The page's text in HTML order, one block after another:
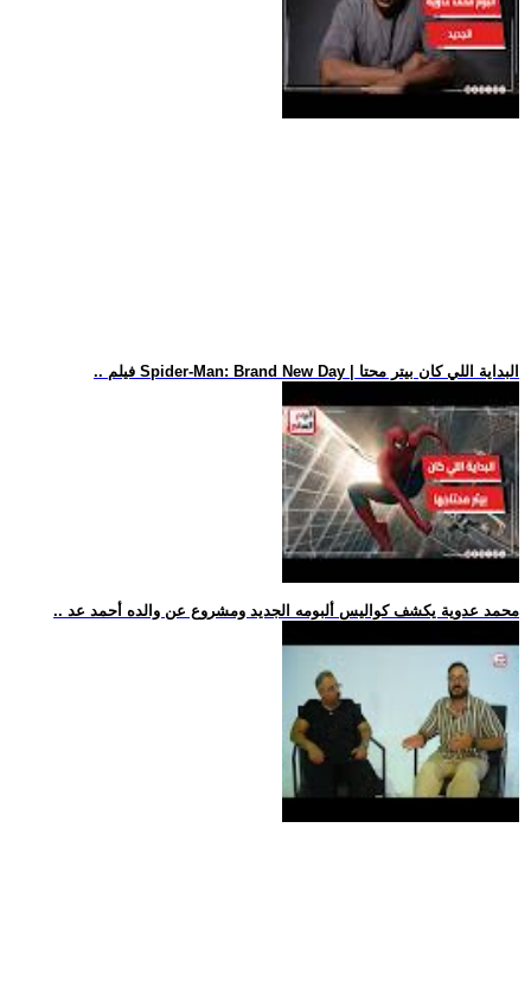
.. فيلم Spider-Man: Brand New Day | البداية اللي كان بيتر محتا
.. محمد عدوية يكشف كواليس ألبومه الجديد ومشروع عن والده أحمد عد